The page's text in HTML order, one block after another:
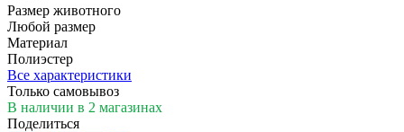
Размер животного
Любой размер
Материал
Полиэстер
Все характеристики
Только самовывоз
В наличии в 2 магазинах
Поделиться